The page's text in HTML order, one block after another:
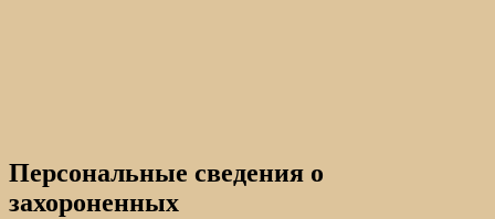
Персональные сведения о
захороненных